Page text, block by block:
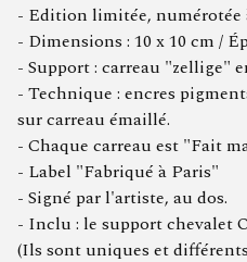
- Edition limitée, numérotée
- Dimensions : 10 x 10 cm /
- Support : carreau "zellige"
- Technique : encres
sur carreau émaillé.
- Chaque carreau est "Fait
- Label "Fabriqué à Paris"
- Signé par l'artiste, au dos.
- Inclu : le support chevalet
(Ils sont uniques et